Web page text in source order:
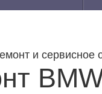
и сервисное